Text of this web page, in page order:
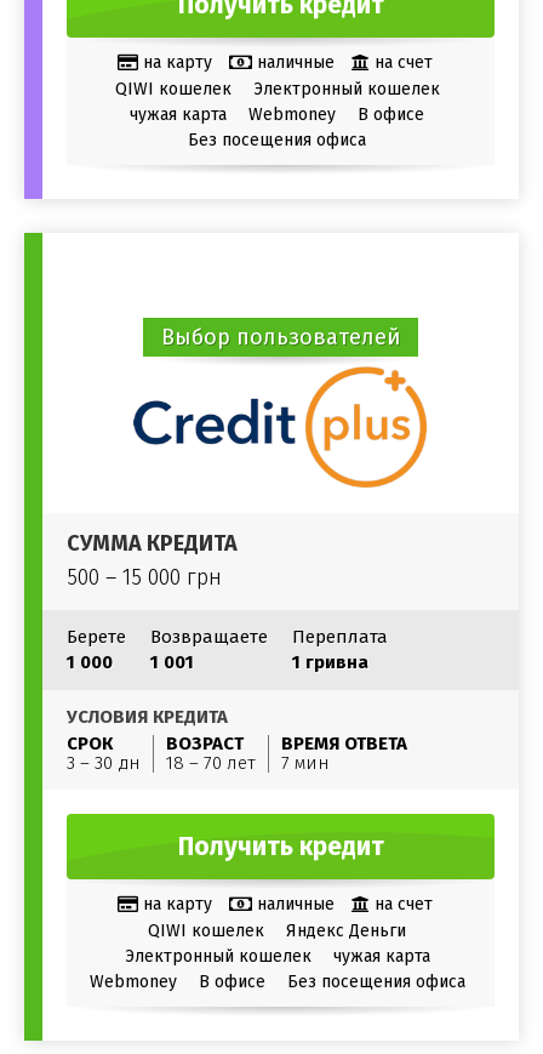
на карту наличные
на счет
QIWI кошелек
Электронный кошелек
чужая карта
Webmoney
В офисе
Без посещения офиса
Выбор пользователей
СУММА КРЕДИТА
500 – 15 000 грн
Берете
1 000
Возвращаете
1 001
Переплата
1 гривна
УСЛОВИЯ КРЕДИТА
СРОК
3 – 30 дн
ВОЗРАСТ
18 – 70 лет
ВРЕМЯ ОТВЕТА
7 мин
Получить кредит
на карту наличные
на счет
QIWI кошелек
Яндекс Деньги
Электронный кошелек
чужая карта
Webmoney
В офисе Без посещения офиса